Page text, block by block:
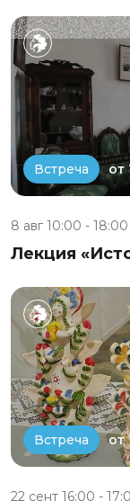
Встреча от
8 авг 10:00 - 18:00
Лекция
Встреча от
22 сент 16:00 -